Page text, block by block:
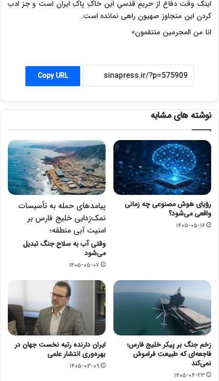
اینک وقت دفاع از حریمِ قُدسیِ این خاکِ پاکِ ایران است و جز ادب
کردن این متجاوز صهیون راهی نمانده است.
انا من المجرمین منتقمون»
Copy URL
نوشته های مشابه
رؤیای هوش مصنوعی چه زمانی
واقعی می‌شود؟
۱۴۰۵-۰۵-۱۶
پیامدهای حمله به تأسیسات
نمک‌زدایی خلیج فارس بر
امنیت آبی منطقه؛
وقتی آب به سلاح جنگ تبدیل
می‌شود
۱۴۰۵-۰۵-۰۷
زخم جنگ بر پیکر خلیج فارس؛
فاجعه‌ای که طبیعت فراموش
نمی‌کند
۱۴۰۵-۰۴-۲۳
ایران دارنده رتبه نخست جهان در
بهره‌وری انتشار علمی
۱۴۰۵-۰۳-۰۹